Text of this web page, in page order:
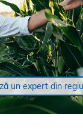
un expert din